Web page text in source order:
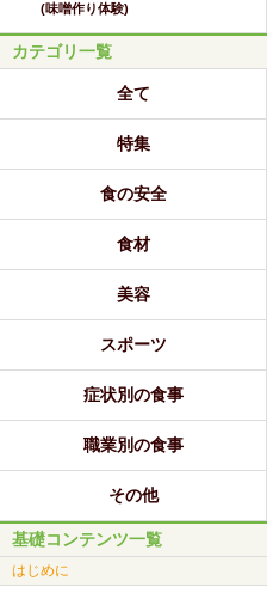
(味噌作り体験)
カテゴリ一覧
全て
特集
食の安全
食材
美容
スポーツ
症状別の食事
職業別の食事
その他
基礎コンテンツ一覧
はじめに